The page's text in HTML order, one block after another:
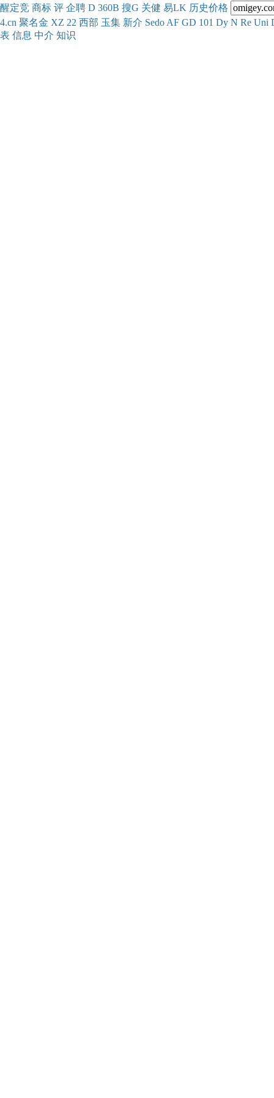
醒定竞 商标 评 企聘 D 360B 搜G 关健 易LK 历史价格
4.cn 聚名金 XZ 22 西部 玉集 新介 Sedo AF GD 101 Dy N Re Uni
表 信息 中介 知识